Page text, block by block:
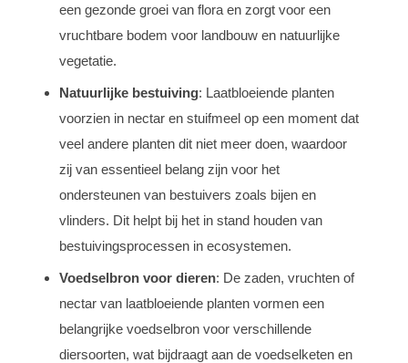
een gezonde groei van flora en zorgt voor een
vruchtbare bodem voor landbouw en natuurlijke
vegetatie.
Natuurlijke bestuiving: Laatbloeiende planten
voorzien in nectar en stuifmeel op een moment dat
veel andere planten dit niet meer doen, waardoor
zij van essentieel belang zijn voor het
ondersteunen van bestuivers zoals bijen en
vlinders. Dit helpt bij het in stand houden van
bestuivingsprocessen in ecosystemen.
Voedselbron voor dieren: De zaden, vruchten of
nectar van laatbloeiende planten vormen een
belangrijke voedselbron voor verschillende
diersoorten, wat bijdraagt aan de voedselketen en